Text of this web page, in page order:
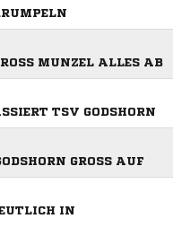
MUNZEL ALLES AB
TSV GODSHORN
GROSS AUF
IN